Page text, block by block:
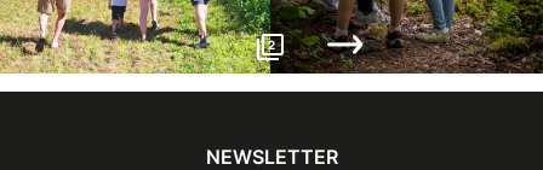
2
NEWSLETTER